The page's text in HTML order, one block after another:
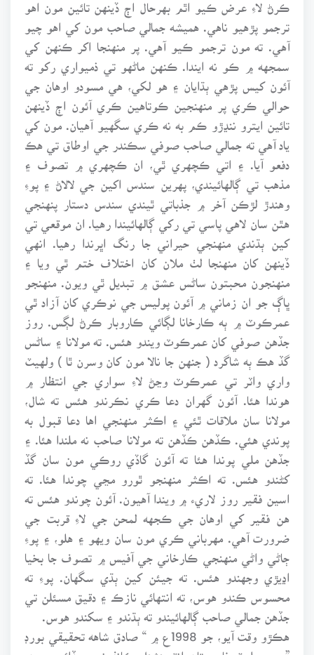
ڪرڻ لاءِ عرض ڪيو اٿم بهرحال اڄ ڏينهن تائين مون اهو
ترجمو پڙهيو ناهي. هميشه جمالي صاحب مون کي اهو چيو
آهي. ته مون ترجمو ڪيو آهي. پر منهنجا اکر ڪنهن کي
سمجهه ۾ ڪو نه ايندا. ڪنهن ماڻهو تي ذميواري رکو ته
آئون کيس پڙهي ٻڌايان ۽ هو لکي، هي مسودو اوهان جي
حوالي ڪري پر منهنجين ڪوتاهين ڪري آئون اڄ ڏينهن
تائين ايترو ننڍڙو ڪم به نه ڪري سگهيو آهيان. مون کي
ياد آهي ته جمالي صاحب صوفي سڪندر جي اوطاق تي هڪ
دفعو آيا. ۽ اتي ڪچهري ٿي، ان ڪچهري ۾ تصوف ۽
مذهب تي ڳالهائيندي، پهرين سندس اکين جي لالاڻ ۽ پوءِ
وهندڙ لڙڪن آخر ۾ جذباتي ٿيندي سندس دستار پنهنجي
هٿن سان لاهي پاسي تي رکي ڳالهائيندا رهيا. ان موقعي تي
کين ٻڌندي منهنجي حيراني جا رنگ اڀرندا رهيا. انهي
ڏينهن کان منهنجا لٺ ملان کان اختلاف ختم ٿي ويا ۽
منهنجون محبتون ساڻس عشق ۾ تبديل ٿي ويون. منهنجو
ڀاڳ جو ان زماني ۾ آئون پوليس جي نوڪري کان آزاد ٿي
عمرڪوٽ ۾ ٻه ڪارخانا لڳائي ڪاروبار ڪرڻ لڳس. روز
جڏهن صوفي کان عمرڪوٽ ويندو هئس. ته مولانا ۽ ساڻس
گڏ هڪ ٻه شاگرد ( جنهن جا نالا مون کان وسرن ٿا ) ولهيٽ
واري واٽر تي عمرڪوٽ وڃڻ لاءِ سواري جي انتظار ۾
هوندا هئا. آئون گهران دعا ڪري نڪرندو هئس ته شال،
مولانا سان ملاقات ٿئي ۽ اڪثر منهنجي اها دعا قبول به
پوندي هئي. ڪڏهن ڪڏهن ته مولانا صاحب نه ملندا هئا. ۽
جڏهن ملي پوندا هئا ته آئون گاڏي روڪي مون سان گڏ
کڻندو هئس. ته اڪثر منهنجو ٿورو مڃي چوندا هئا. ته
اسين فقير روز لاريء ۾ ويندا آهيون. آئون چوندو هئس ته
هن فقير کي اوهان جي ڪجهه لمحن جي لاءِ قربت جي
ضرورت آهي. مهرباني ڪري مون سان ويهو ۽ هلو، ۽ پوءِ
ڄاڻي واڻي منهنجي ڪارخاني جي آفيس ۾ تصوف جا بخيا
اڍيڙي وجهندو هئس. ته جيئن کين ٻڌي سگهان. پوءِ ته
محسوس ڪندو هوس، ته انتهائي نازڪ ۽ دقيق مسئلن تي
جڏهن جمالي صاحب ڳالهائيندو ته ٻڌندو ۽ سکندو هوس.
هڪڙو وقت آيو، جو 1998ع ۾ “ صادق شاهه تحقيقي بورڊ
” جي پليٽ فارم تان انٽرينشنل ڪانفرنس سڏائي سون.